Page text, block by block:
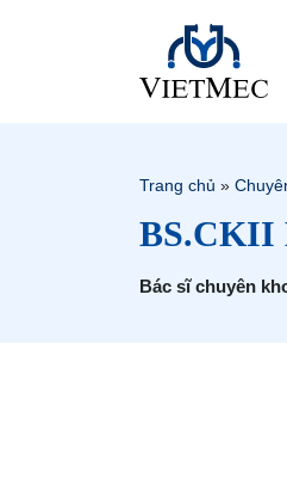
Trang chủ »
BS.CKII
Bác sĩ chuyên